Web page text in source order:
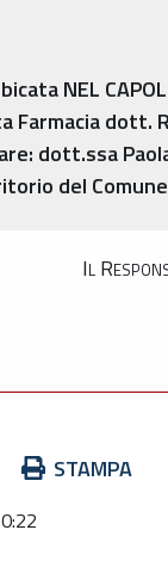
NEL
Farmacia dott.
dott.ssa
del
Il
STAMPA